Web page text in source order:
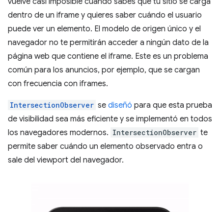
dentro de un iframe y quieres saber cuándo el usuario
puede ver un elemento. El modelo de origen único y el
navegador no te permitirán acceder a ningún dato de la
página web que contiene el iframe. Este es un problema
común para los anuncios, por ejemplo, que se cargan
con frecuencia con iframes.
IntersectionObserver se diseñó para que esta prueba
de visibilidad sea más eficiente y se implementó en todos
los navegadores modernos. IntersectionObserver te
permite saber cuándo un elemento observado entra o
sale del viewport del navegador.